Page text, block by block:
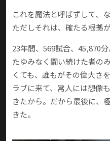
これを魔法と呼ばずして、
ただしそれは、確たる根拠
23年間、569試合、45,870
たゆみなく闘い続けた者の
くても、誰もがその偉大さ
ラブに来て、常人には想像
きたから。だから最後に、
きた。